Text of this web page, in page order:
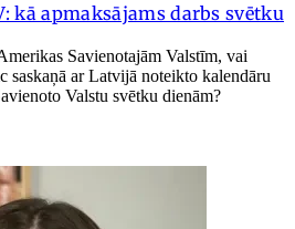
kā apmaksājams darbs svētku
Savienotajām Valstīm, vai
saskaņā ar Latvijā noteikto kalendāru
Valstu svētku dienām?